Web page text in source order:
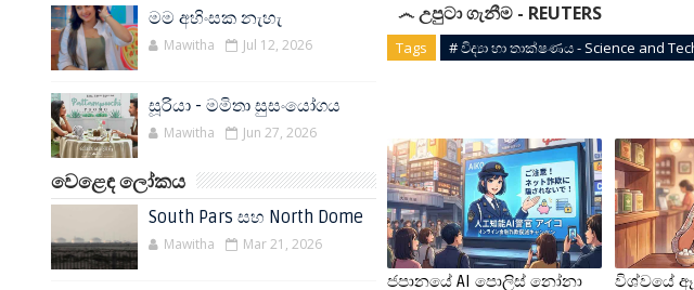
මම අහිංසක නැහැ
Mawitha Jul 12, 2026
සූරියා - මමිතා සුසංයෝගය
Mawitha Jun 27, 2026
වෙළෙඳ ලෝකය
South Pars සහ North Dome
Mawitha Mar 21, 2026
෴ උපුටා ගැනීම - REUTERS
Tags # විද්‍යා හා තාක්ෂණය - Science and
ජපානයේ AI පොලිස් නෝනා විශ්වයේ